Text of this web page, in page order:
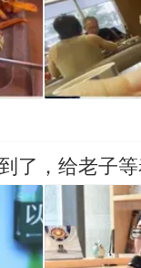
了，给老子